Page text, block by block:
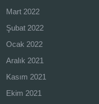
Mart 2022
Şubat 2022
Ocak 2022
Aralık 2021
Kasım 2021
Ekim 2021